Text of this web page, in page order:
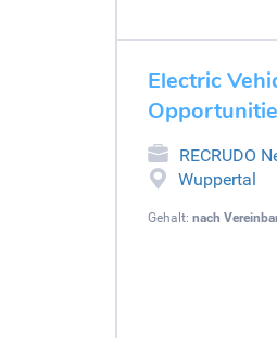
Electric
RECRUDO
Wuppertal
Gehalt: nach